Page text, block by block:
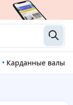
• Карданные валы